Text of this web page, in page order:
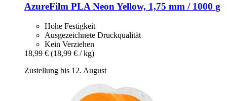
AzureFilm PLA Neon Yellow, 1,75 mm / 1000 g
Hohe Festigkeit
Ausgezeichnete Druckqualität
Kein Verziehen
18,99 € (18,99 € / kg)
Zustellung bis 12. August